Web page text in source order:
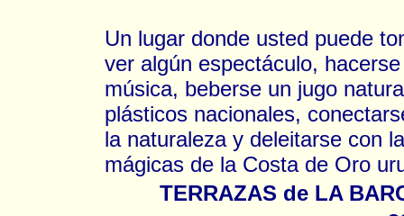
Un lugar donde usted puede
ver algún espectáculo,
música, beberse un jugo
plásticos nacionales,
la naturaleza y deleitarse con
mágicas de la Costa de Oro
TERRAZAS de LA